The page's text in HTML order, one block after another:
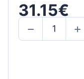
31.15€